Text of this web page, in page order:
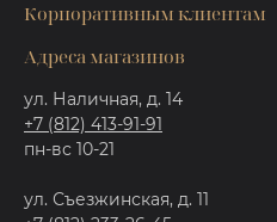
Корпоративным клиентам
Адреса магазинов
ул. Наличная, д. 14
+7 (812) 413-91-91
пн-вс 10-21
ул. Съезжинская, д. 11